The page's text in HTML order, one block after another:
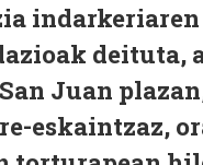
deituta,
Juan
eskaintzaz,